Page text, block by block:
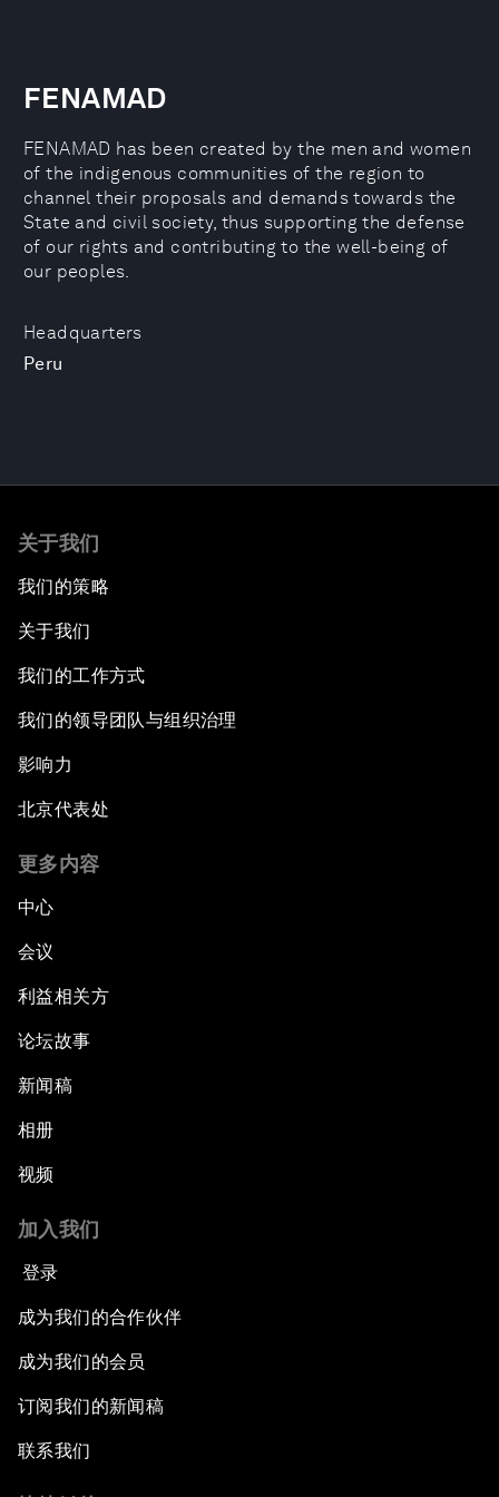
Headquarters
Peru
FENAMAD
FENAMAD has been created by the men and women
of the indigenous communities of the region to
channel their proposals and demands towards the
State and civil society, thus supporting the defense
of our rights and contributing to the well-being of
our peoples.
关于我们
我们的策略
关于我们
我们的工作方式
我们的领导团队与组织治理
影响力
北京代表处
更多内容
中心
会议
利益相关方
论坛故事
新闻稿
相册
视频
加入我们
登录
成为我们的合作伙伴
成为我们的会员
订阅我们的新闻稿
联系我们